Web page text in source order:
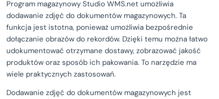
Program magazynowy Studio WMS.net umożliwia
dodawanie zdjęć do dokumentów magazynowych. Ta
funkcja jest istotna, ponieważ umożliwia bezpośrednie
dołączanie obrazów do rekordów. Dzięki temu można łatwo
udokumentować otrzymane dostawy, zobrazować jakość
produktów oraz sposób ich pakowania. To narzędzie ma
wiele praktycznych zastosowań.
Dodawanie zdjęć do dokumentów magazynowych jest